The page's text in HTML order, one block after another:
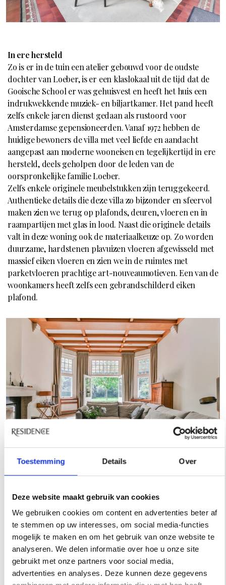
Toestemming Details Over
Deze website maakt gebruik van cookies
We gebruiken cookies om content en advertenties beter af
te stemmen op uw interesses, om social media-functies
mogelijk te maken en om het gebruik van onze website te
analyseren. We delen informatie over hoe u onze site
gebruikt met onze partners voor social media,
advertenties en analyses. Deze kunnen deze gegevens
In ere hersteld
Zo is er in de tuin een atelier gebouwd voor de oudste
dochter van Loeber, is er een klaslokaal uit de tijd dat de
Gooische School er was gehuisvest en heeft het huis een
indrukwekkende muziek- en biljartkamer. Het pand heeft
zelfs enkele jaren dienst gedaan als rustoord voor
Amsterdamse gepensioneerden. Vanaf 1972 hebben de
huidige bewoners de villa met veel liefde en aandacht
aangepast aan moderne wooneisen en tegelijkertijd in ere
hersteld, deels geholpen door de leden van de
oorspronkelijke familie Loeber.
Zelfs enkele originele meubelstukken zijn teruggekeerd.
Authentieke details die deze villa zo bijzonder en sfeervol
maken zien we terug op plafonds, deuren, vloeren en in
raampartijen met glas in lood. Naast die originele details
valt in deze woning ook de materiaalkeuze op. Zo worden
duurzame, hardstenen plavuizen vloeren afgewisseld met
massief eiken vloeren en zien we in de ruimtes met
parketvloeren prachtige art-nouveaumotieven. Een van de
woonkamers heeft zelfs een gebrandschilderd eiken
plafond.
Bijzondere buitenplaats
De zorg en toewijding die aan deze villa zijn besteed,
vertalen zich in de perfecte staat van onderhoud en het
totale comfort. Er zijn meerdere woon- en zitkamers,
keukens, slaapkamers en badkamers en de eerste
verdieping is via twee verschillende trappen te bereiken.
Ook de prachtige landschapstuin is perfect onderhouden.